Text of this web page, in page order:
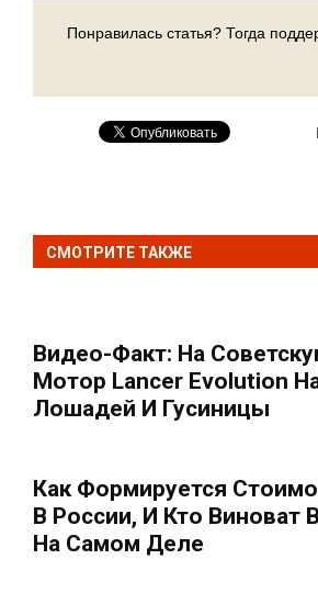
Понравилась статья? Тогда
СМОТРИТЕ ТАКЖЕ
Видео-Факт: На
Мотор Lancer Evolution
Лошадей И Гусиницы
Как Формируется
В России, И Кто Виноват
На Самом Деле